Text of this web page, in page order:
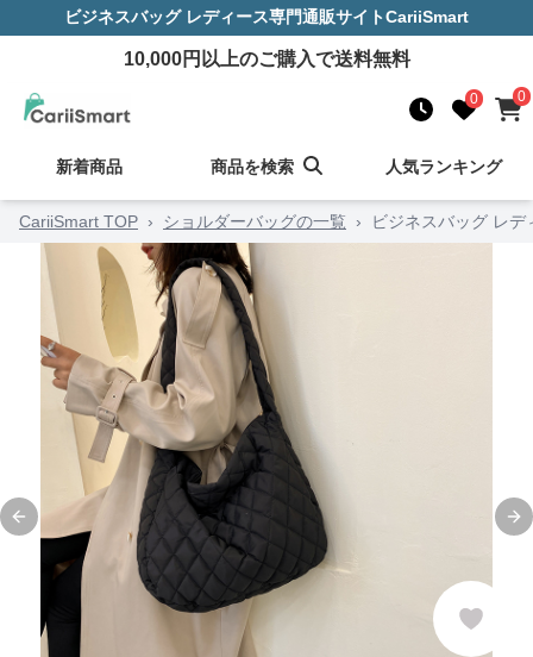
ビジネスバッグ レディース専門通販サイトCariiSmart
10,000円以上のご購入で送料無料
0 0
新着商品 商品を検索 人気ランキング
CariiSmart TOP › ショルダーバッグの一覧 › ビジネスバッグ レ
Previous slide